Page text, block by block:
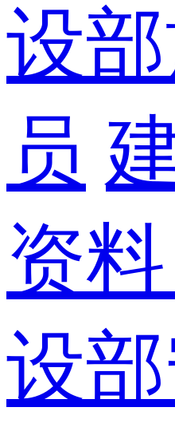
设
员
资
设